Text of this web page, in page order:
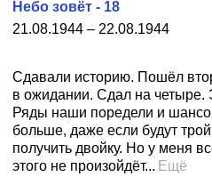
21.08.1944 – 22.08.1944
Небо зовёт - 18
Сдавали историю. Пошёл
в ожидании. Сдал на четыре.
Ряды наши поредели и
больше, даже если будут
получить двойку. Но у меня
этого не произойдёт... Ещё